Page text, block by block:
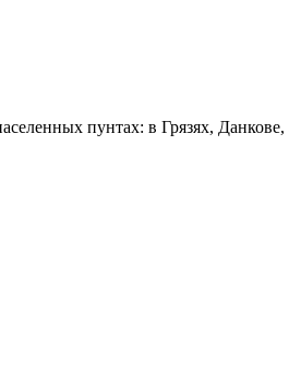
пунтах: в Грязях,